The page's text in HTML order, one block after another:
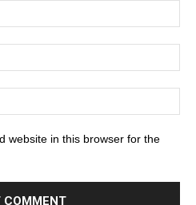
website in this browser for the